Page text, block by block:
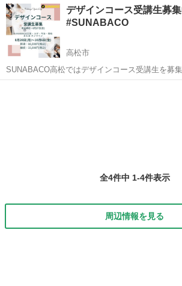
インコースではどのようなカリキュラムを行...
香川 高松市 瓦町駅 Webデザイナー
デザインコース受講生募集
#SUNABACO
高松市
SUNABACO高松ではデザインコース受講生を募集
https://sunabaco.com/schools/design/ こんな人におすすめ！ ・デザイ
全4件中 1-4件表示
周辺情報を見る